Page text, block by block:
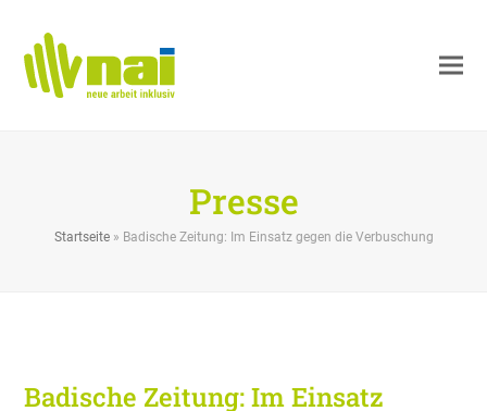
Presse
Startseite» Badische Zeitung: Im Einsatz gegen die Verbuschung
Badische Zeitung: Im Einsatz